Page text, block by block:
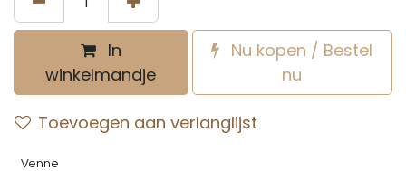
In
winkelmandje
Nu kopen / Bestel
nu
Toevoegen aan verlanglijst
Venne